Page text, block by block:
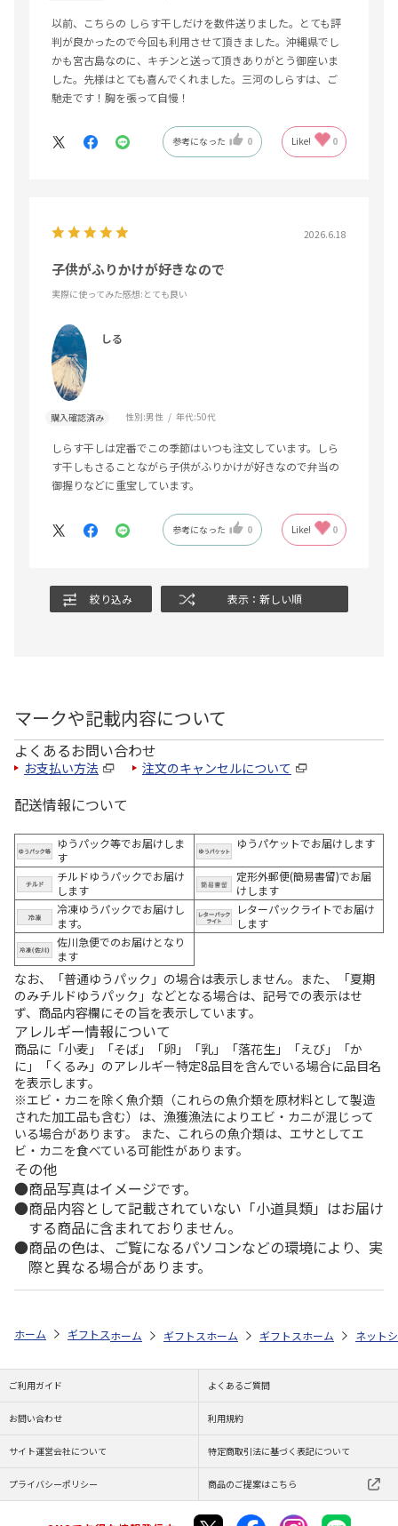
以前、こちらの しらす干しだけを数件送りました。とても評
判が良かったので今回も利用させて頂きました。沖縄県でし
かも宮古島なのに、キチンと送って頂きありがとう御座いま
した。先様はとても喜んでくれました。三河のしらすは、ご
馳走です！胸を張って自慢！
参考になった 0 Like! 0
2026.6.18
子供がふりかけが好きなので
実際に使ってみた感想:とても良い
しる
購入確認済み 性別:男性 年代:50代
しらす干しは定番でこの季節はいつも注文しています。しら
す干しもさることながら子供がふりかけが好きなので弁当の
御握りなどに重宝しています。
参考になった 0 Like! 0
絞り込み 表示：新しい順
マークや記載内容について
よくあるお問い合わせ
お支払い方法 注文のキャンセルについて
配送情報について
ゆうパック等でお届けしま
す
ゆうパケットでお届けします
チルドゆうパックでお届け
します
定形外郵便(簡易書留)でお届
けします
冷凍ゆうパックでお届けし
ます。
レターパックライトでお届け
します
佐川急便でのお届けとなり
ます
なお、「普通ゆうパック」の場合は表示しません。また、「夏期
のみチルドゆうパック」などとなる場合は、記号での表示はせ
ず、商品内容欄にその旨を表示しています。
アレルギー情報について
商品に「小麦」「そば」「卵」「乳」「落花生」「えび」「か
に」「くるみ」のアレルギー特定8品目を含んでいる場合に品目名
を表示します。
※エビ・カニを除く魚介類（これらの魚介類を原材料として製造
された加工品も含む）は、漁獲漁法によりエビ・カニが混じって
いる場合があります。 また、これらの魚介類は、エサとしてエ
ビ・カニを食べている可能性があります。
その他
商品写真はイメージです。
商品内容として記載されていない「小道具類」はお届け
する商品に含まれておりません。
商品の色は、ご覧になるパソコンなどの環境により、実
際と異なる場合があります。
ホーム ギフトストア お中元・夏ギフト特集 2026 おすすめ ご当地
ホーム ギフトストア お中元・夏ギフト特集 2026
ホーム ギフトストア お中元・
ホーム ネット
ご利用ガイド よくあるご質問
お問い合わせ 利用規約
サイト運営会社について 特定商取引法に基づく表記について
プライバシーポリシー 商品のご提案はこちら